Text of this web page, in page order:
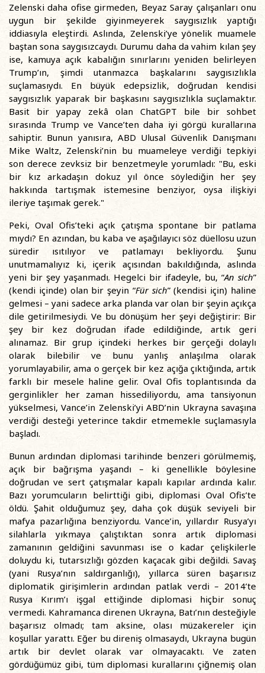
Zelenski daha ofise girmeden, Beyaz Saray çalışanları onu
uygun bir şekilde giyinmeyerek saygısızlık yaptığı
iddiasıyla eleştirdi. Aslında, Zelenski’ye yönelik muamele
baştan sona saygısızcaydı. Durumu daha da vahim kılan şey
ise, kamuya açık kabalığın sınırlarını yeniden belirleyen
Trump’ın, şimdi utanmazca başkalarını saygısızlıkla
suçlamasıydı. En büyük edepsizlik, doğrudan kendisi
saygısızlık yaparak bir başkasını saygısızlıkla suçlamaktır.
Basit bir yapay zekâ olan ChatGPT bile bir sohbet
sırasında Trump ve Vance’ten daha iyi görgü kurallarına
sahiptir. Bunun yanısıra, ABD Ulusal Güvenlik Danışmanı
Mike Waltz, Zelenski’nin bu muameleye verdiği tepkiyi
son derece zevksiz bir benzetmeyle yorumladı: "Bu, eski
bir kız arkadaşın dokuz yıl önce söylediğin her şey
hakkında tartışmak istemesine benziyor, oysa ilişkiyi
ileriye taşımak gerek."
Peki, Oval Ofis’teki açık çatışma spontane bir patlama
mıydı? En azından, bu kaba ve aşağılayıcı söz düellosu uzun
süredir ısıtılıyor ve patlamayı bekliyordu. Şunu
unutmamalıyız ki, içerik açısından bakıldığında, aslında
yeni bir şey yaşanmadı. Hegelci bir ifadeyle, bu, “An sich”
(kendi içinde) olan bir şeyin “Für sich” (kendisi için) haline
gelmesi – yani sadece arka planda var olan bir şeyin açıkça
dile getirilmesiydi. Ve bu dönüşüm her şeyi değiştirir: Bir
şey bir kez doğrudan ifade edildiğinde, artık geri
alınamaz. Bir grup içindeki herkes bir gerçeği dolaylı
olarak bilebilir ve bunu yanlış anlaşılma olarak
yorumlayabilir, ama o gerçek bir kez açığa çıktığında, artık
farklı bir mesele haline gelir. Oval Ofis toplantısında da
gerginlikler her zaman hissediliyordu, ama tansiyonun
yükselmesi, Vance’in Zelenski’yi ABD’nin Ukrayna savaşına
verdiği desteği yeterince takdir etmemekle suçlamasıyla
başladı.
Bunun ardından diplomasi tarihinde benzeri görülmemiş,
açık bir bağrışma yaşandı – ki genellikle böylesine
doğrudan ve sert çatışmalar kapalı kapılar ardında kalır.
Bazı yorumcuların belirttiği gibi, diplomasi Oval Ofis’te
öldü. Şahit olduğumuz şey, daha çok düşük seviyeli bir
mafya pazarlığına benziyordu. Vance’in, yıllardır Rusya’yı
silahlarla yıkmaya çalıştıktan sonra artık diplomasi
zamanının geldiğini savunması ise o kadar çelişkilerle
doluydu ki, tutarsızlığı gözden kaçacak gibi değildi. Savaş
(yani Rusya’nın saldırganlığı), yıllarca süren başarısız
diplomatik girişimlerin ardından patlak verdi – 2014’te
Rusya Kırım’ı işgal ettiğinde diplomasi hiçbir sonuç
vermedi. Kahramanca direnen Ukrayna, Batı’nın desteğiyle
başarısız olmadı; tam aksine, olası müzakereler için
koşullar yarattı. Eğer bu direniş olmasaydı, Ukrayna bugün
artık bir devlet olarak var olmayacaktı. Ve zaten
gördüğümüz gibi, tüm diplomasi kurallarını çiğnemiş olan